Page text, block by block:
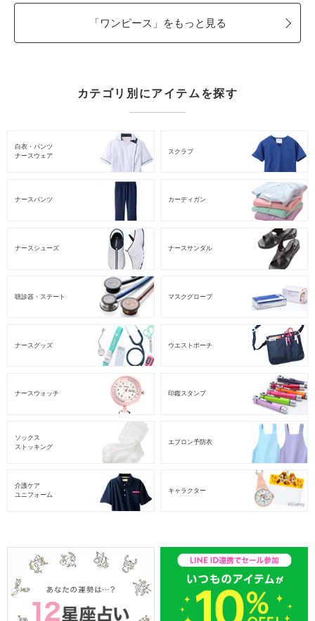
「ワンピース」をもっと見る
カテゴリ別にアイテムを探す
白衣・パンツ
ナースウェア
スクラブ
ナースパンツ カーディガン
ナースシューズ ナースサンダル
聴診器・ステート マスクグローブ
ナースグッズ ウエストポーチ
ナースウォッチ 印鑑スタンプ
ソックス
ストッキング
エプロン予防衣
介護ケア
ユニフォーム
キャラクター